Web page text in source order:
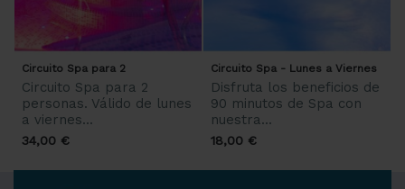
Circuito Spa para 2
Circuito Spa para 2
personas. Válido de lunes
a viernes...
34,00 €
Circuito Spa - Lunes a Viernes
Disfruta los beneficios de
90 minutos de Spa con
nuestra...
18,00 €